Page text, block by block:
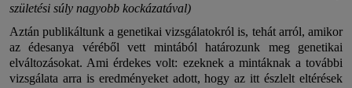
születési súly nagyobb kockázatával)
Aztán publikáltunk a genetikai vizsgálatokról is, tehát arról, amikor
az édesanya véréből vett mintából határozunk meg genetikai
elváltozásokat. Ami érdekes volt: ezeknek a mintáknak a további
vizsgálata arra is eredményeket adott, hogy az itt észlelt eltérések